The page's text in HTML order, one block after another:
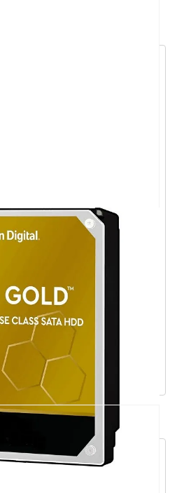
Portable 2,5″, USB 3.0 –
€
u košaricu